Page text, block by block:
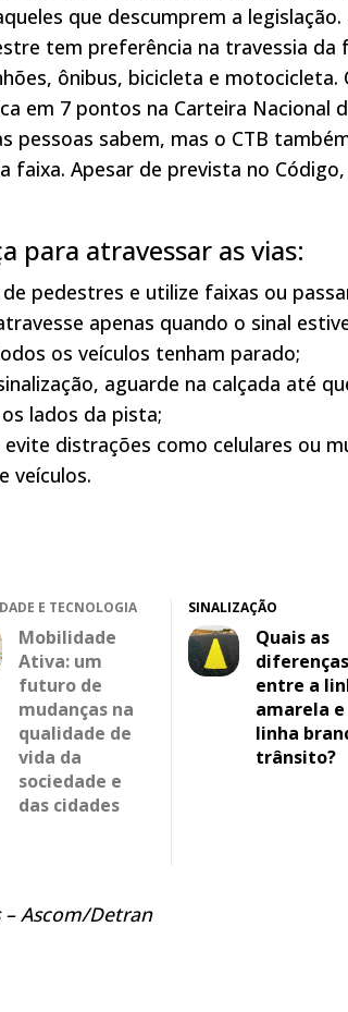
que descumprem a
tem preferência na travessia da
ônibus, bicicleta e motocicleta.
em 7 pontos na Carteira Nacional
pessoas sabem, mas o CTB
Apesar de prevista no
para atravessar as vias:
pedestres e utilize faixas ou
apenas quando o sinal
os veículos tenham parado;
aguarde na calçada até
lados da pista;
distrações como celulares ou
veículos.
E TECNOLOGIA
Mobilidade
Ativa: um
futuro de
mudanças na
qualidade de
vida da
sociedade e
das cidades
SINALIZAÇÃO
Quais as
diferenças
entre a
amarela e
linha
trânsito?
Ascom/Detran